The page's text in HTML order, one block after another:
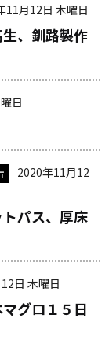
11月12日 木曜日
、釧路製作
日
2020年11月12
パス、厚床
日 木曜日
グロ１５日